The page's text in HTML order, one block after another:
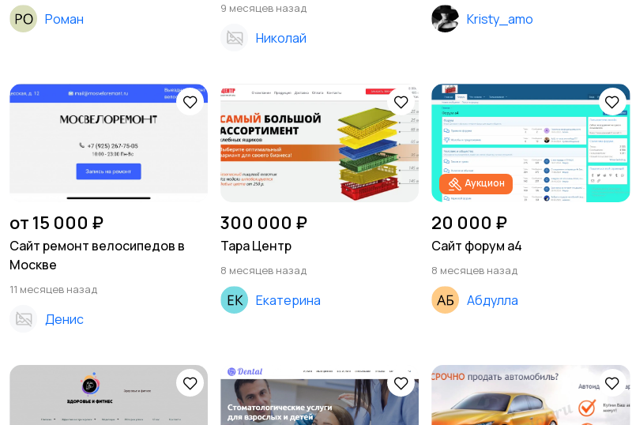
Роман
9 месяцев назад
Николай
Kristy_amo
от 15 000 ₽
Сайт ремонт велосипедов в
Москве
11 месяцев назад
Денис
300 000 ₽
Тара Центр
8 месяцев назад
Екатерина
Аукцион
20 000 ₽
Сайт форум а4
8 месяцев назад
Абдулла